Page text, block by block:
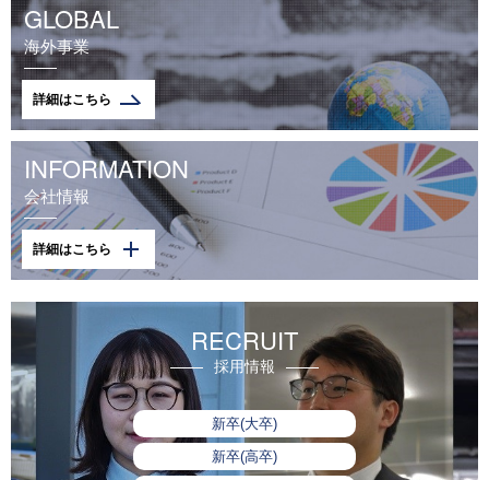
GLOBAL
海外事業
詳細はこちら
INFORMATION
会社情報
詳細はこちら
RECRUIT
採用情報
新卒(大卒)
新卒(高卒)